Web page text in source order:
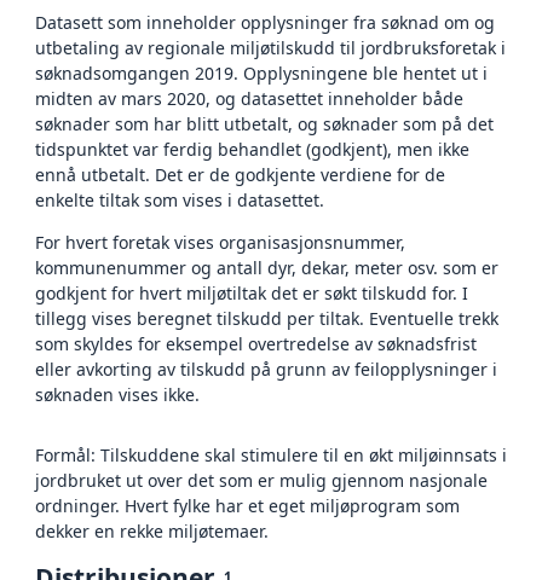
Datasett som inneholder opplysninger fra søknad om og
utbetaling av regionale miljøtilskudd til jordbruksforetak i
søknadsomgangen 2019. Opplysningene ble hentet ut i
midten av mars 2020, og datasettet inneholder både
søknader som har blitt utbetalt, og søknader som på det
tidspunktet var ferdig behandlet (godkjent), men ikke
ennå utbetalt. Det er de godkjente verdiene for de
enkelte tiltak som vises i datasettet.
For hvert foretak vises organisasjonsnummer,
kommunenummer og antall dyr, dekar, meter osv. som er
godkjent for hvert miljøtiltak det er søkt tilskudd for. I
tillegg vises beregnet tilskudd per tiltak. Eventuelle trekk
som skyldes for eksempel overtredelse av søknadsfrist
eller avkorting av tilskudd på grunn av feilopplysninger i
søknaden vises ikke.
Formål: Tilskuddene skal stimulere til en økt miljøinnsats i
jordbruket ut over det som er mulig gjennom nasjonale
ordninger. Hvert fylke har et eget miljøprogram som
dekker en rekke miljøtemaer.